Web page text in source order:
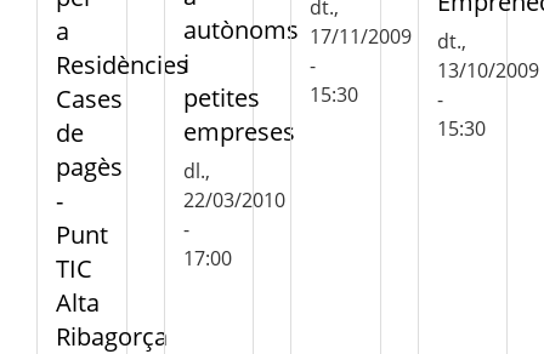
a
Residències
Cases
de
pagès
-
Punt
TIC
Alta
Ribagorça
autònoms
i
petites
empreses
dl.,
22/03/2010
-
17:00
dt.,
17/11/2009
-
15:30
dt.,
13/10/2009
-
15:30